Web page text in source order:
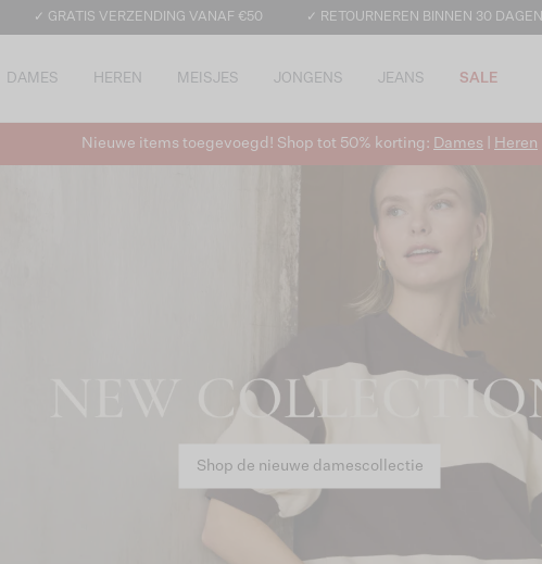
✓ GRATIS VERZENDING VANAF €50 ✓ RETOURNEREN BINNEN 30 DAGEN
DAMES HEREN MEISJES JONGENS JEANS SALE
Nieuwe items toegevoegd! Shop tot 50% korting: Dames Heren
Shop de nieuwe damescollectie